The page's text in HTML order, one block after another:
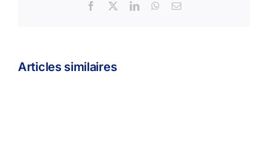
Facebook
X LinkedInWhatsApp
Email
Articles similaires